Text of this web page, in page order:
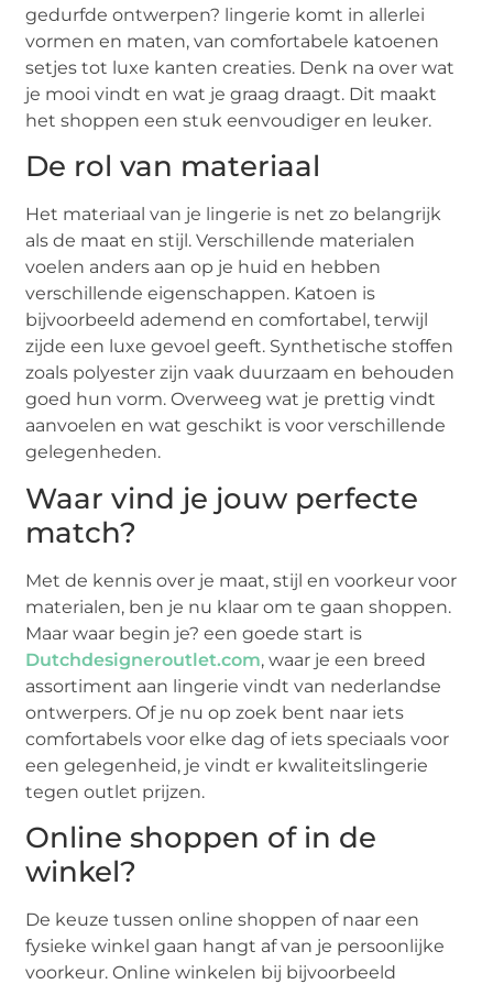
gedurfde ontwerpen? lingerie komt in allerlei
vormen en maten, van comfortabele katoenen
setjes tot luxe kanten creaties. Denk na over wat
je mooi vindt en wat je graag draagt. Dit maakt
het shoppen een stuk eenvoudiger en leuker.
De rol van materiaal
Het materiaal van je lingerie is net zo belangrijk
als de maat en stijl. Verschillende materialen
voelen anders aan op je huid en hebben
verschillende eigenschappen. Katoen is
bijvoorbeeld ademend en comfortabel, terwijl
zijde een luxe gevoel geeft. Synthetische stoffen
zoals polyester zijn vaak duurzaam en behouden
goed hun vorm. Overweeg wat je prettig vindt
aanvoelen en wat geschikt is voor verschillende
gelegenheden.
Waar vind je jouw perfecte
match?
Met de kennis over je maat, stijl en voorkeur voor
materialen, ben je nu klaar om te gaan shoppen.
Maar waar begin je? een goede start is
Dutchdesigneroutlet.com, waar je een breed
assortiment aan lingerie vindt van nederlandse
ontwerpers. Of je nu op zoek bent naar iets
comfortabels voor elke dag of iets speciaals voor
een gelegenheid, je vindt er kwaliteitslingerie
tegen outlet prijzen.
Online shoppen of in de
winkel?
De keuze tussen online shoppen of naar een
fysieke winkel gaan hangt af van je persoonlijke
voorkeur. Online winkelen bij bijvoorbeeld